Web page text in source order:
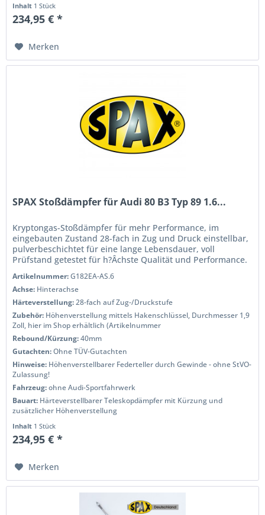
Inhalt 1 Stück
234,95 € *
Merken
SPAX Stoßdämpfer für Audi 80 B3 Typ 89 1.6...
Kryptongas-Stoßdämpfer für mehr Performance, im
eingebauten Zustand 28-fach in Zug und Druck einstellbar,
pulverbeschichtet für eine lange Lebensdauer, voll
Prüfstand getestet für h?Âchste Qualität und Performance.
Artikelnummer:G182EA-AS.6
Achse: Hinterachse
Härteverstellung:28-fach auf Zug-/Druckstufe
Zubehör: Höhenverstellung mittels Hakenschlüssel, Durchmesser 1,9
Zoll, hier im Shop erhältlich (Artikelnummer
Rebound/Kürzung:40mm
Gutachten:Ohne TÜV-Gutachten
Hinweise: Höhenverstellbarer Federteller durch Gewinde - ohne StVO-
Zulassung!
Fahrzeug:ohne Audi-Sportfahrwerk
Bauart: Härteverstellbarer Teleskopdämpfer mit Kürzung und
zusätzlicher Höhenverstellung
Inhalt 1 Stück
234,95 € *
Merken